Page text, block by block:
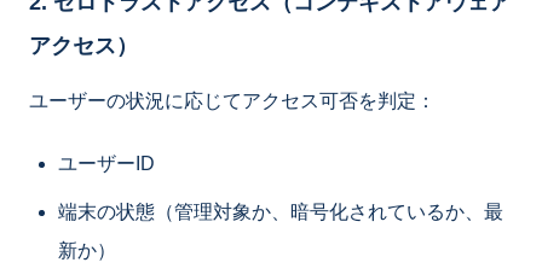
アクセス）
ユーザーの状況に応じてアクセス可否を判定：
ユーザーID
端末の状態（管理対象か、暗号化されているか、最
新か）